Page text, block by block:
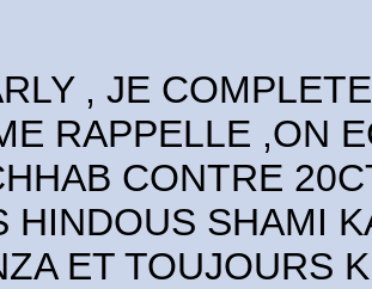
, JE
RAPPELLE ,ON
CONTRE
HINDOUS SHAMI
ET TOUJOURS